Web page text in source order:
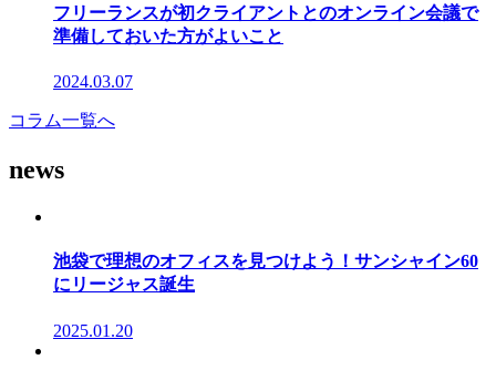
フリーランスが初クライアントとのオンライン会議で
準備しておいた方がよいこと
2024.03.07
コラム一覧へ
news
池袋で理想のオフィスを見つけよう！サンシャイン60
にリージャス誕生
2025.01.20